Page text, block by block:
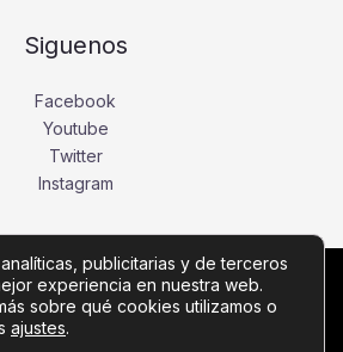
Siguenos
Facebook
Youtube
Twitter
Instagram
los derechos reservados -
publicitarias y de terceros
experiencia en nuestra web.
sobre qué cookies utilizamos o
ajustes.